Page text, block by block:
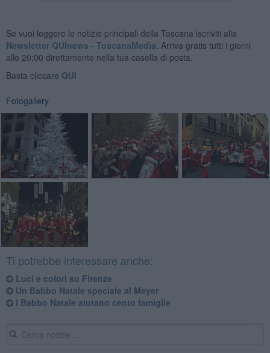
Se vuoi leggere le notizie principali della Toscana iscriviti alla
Newsletter QUInews - ToscanaMedia. Arriva gratis tutti i giorni
alle 20:00 direttamente nella tua casella di posta.
Basta cliccare QUI
Fotogallery
Ti potrebbe interessare anche:
Luci e colori su Firenze
Un Babbo Natale speciale al Meyer
I Babbo Natale aiutano cento famiglie